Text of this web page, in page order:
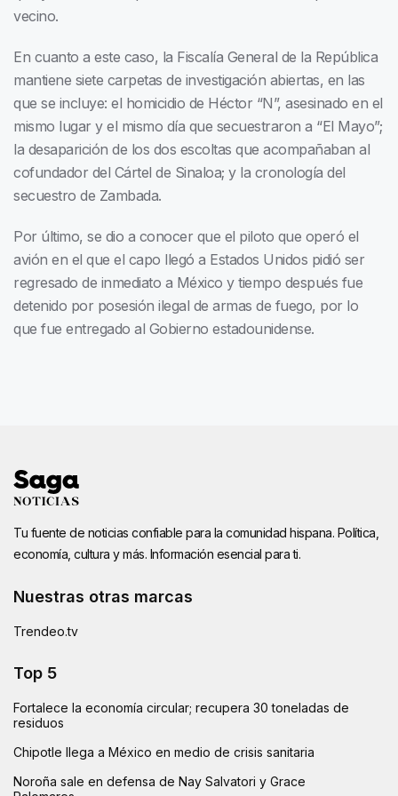
vecino.
En cuanto a este caso, la Fiscalía General de la República
mantiene siete carpetas de investigación abiertas, en las
que se incluye: el homicidio de Héctor “N”, asesinado en el
mismo lugar y el mismo día que secuestraron a “El Mayo”;
la desaparición de los dos escoltas que acompañaban al
cofundador del Cártel de Sinaloa; y la cronología del
secuestro de Zambada.
Por último, se dio a conocer que el piloto que operó el
avión en el que el capo llegó a Estados Unidos pidió ser
regresado de inmediato a México y tiempo después fue
detenido por posesión ilegal de armas de fuego, por lo
que fue entregado al Gobierno estadounidense.
Tu fuente de noticias confiable para la comunidad hispana. Política,
economía, cultura y más. Información esencial para ti.
Nuestras otras marcas
Trendeo.tv
Top 5
Fortalece la economía circular; recupera 30 toneladas de
residuos
Chipotle llega a México en medio de crisis sanitaria
Noroña sale en defensa de Nay Salvatori y Grace